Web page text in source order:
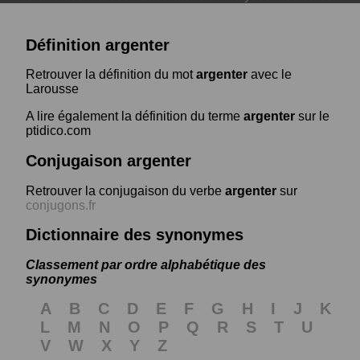
Définition argenter
Retrouver la définition du motargenter avec le
Larousse
A lire également la définition du terme argenter sur le
ptidico.com
Conjugaison argenter
Retrouver la conjugaison du verbe argenter sur
conjugons.fr
Dictionnaire des synonymes
Classement par ordre alphabétique des
synonymes
A B C D E F G H I J
K
L
M N O P Q R S T
U
V
W X Y Z